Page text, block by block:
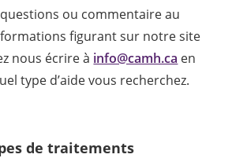
ou commentaire au
figurant sur notre site
nous écrire à info@camh.ca en
type d’aide vous recherchez.
de traitements